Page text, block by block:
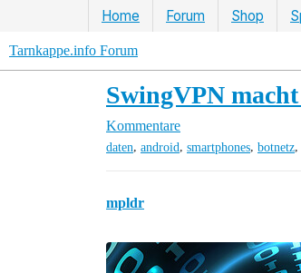
Home Forum Shop
Tarnkappe.info Forum
SwingVPN
Kommentare
daten, android, smartphones, botnetz,
mpldr